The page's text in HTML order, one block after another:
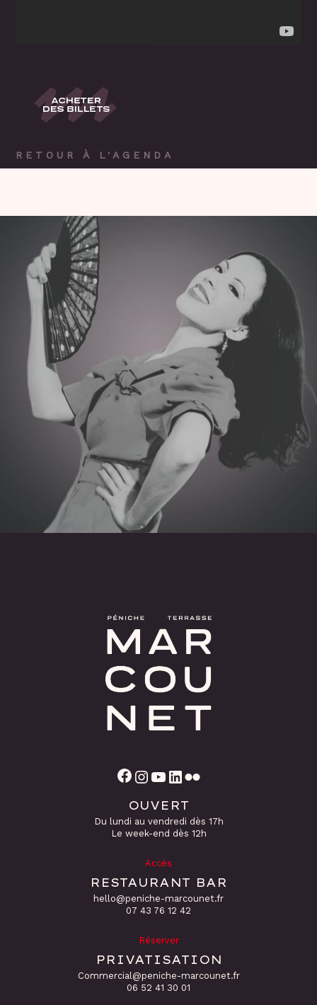
RETOUR À L'AGENDA
Facebook Instagram YouTube
OUVERT
Du lundi au vendredi dès 17h
Le week-end dès 12h
Accès
RESTAURANT BAR
hello@peniche-marcounet.fr
‭07 43 76 12 42
Réserver
PRIVATISATION
Commercial@peniche-marcounet.fr
06 52 41 30 01